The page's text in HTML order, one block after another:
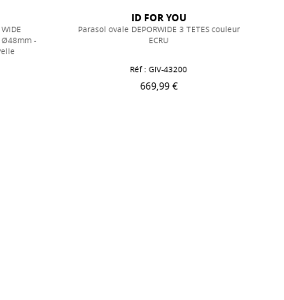
Ø48mm -
ID FOR YOU
Parasol ovale DEPORWIDE 3 TETES couleur
ECRU
Réf : GIV-43200
669,99 €